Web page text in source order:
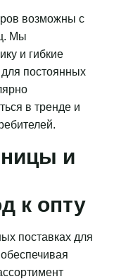
возможны с
Мы
и гибкие
постоянных
в тренде и
и
к опту
поставках для